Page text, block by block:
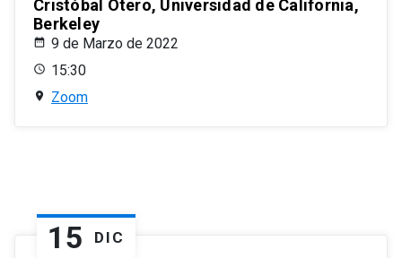
Cristóbal Otero, Universidad de California,
Berkeley
9 de Marzo de 2022
15:30
Zoom
15 DIC